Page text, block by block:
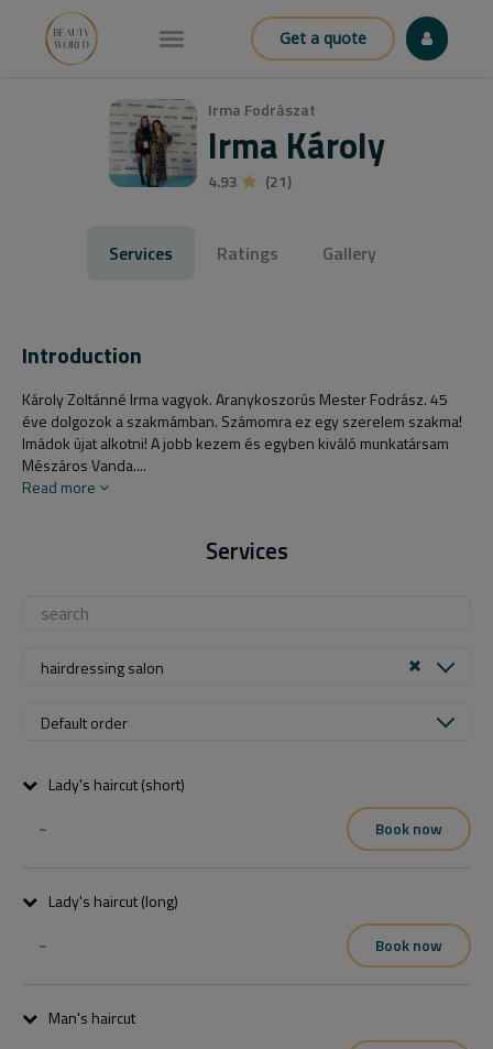
Get a quote
Irma Fodrászat
Irma Károly
4.93 (21)
Services Ratings Gallery
Introduction
Károly Zoltánné Irma vagyok. Aranykoszorús Mester Fodrász. 45
éve dolgozok a szakmámban. Számomra ez egy szerelem szakma!
Imádok újat alkotni! A jobb kezem és egyben kiváló munkatársam
Mészáros Vanda....
Read more
Services
hairdressing salon
Default order
Lady's haircut (short)
~
Book now
Lady's haircut (long)
~
Book now
Tőemelő por - 500 Ft
Man's haircut